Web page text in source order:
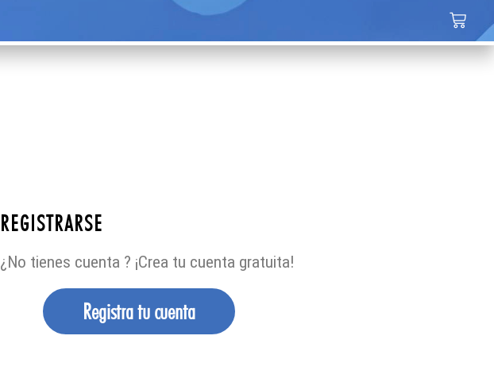
REGISTRARSE
¿No tienes cuenta ? ¡Crea tu cuenta gratuita!
Registra tu cuenta